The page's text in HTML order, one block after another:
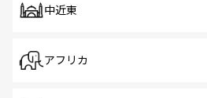
中近東
アフリカ